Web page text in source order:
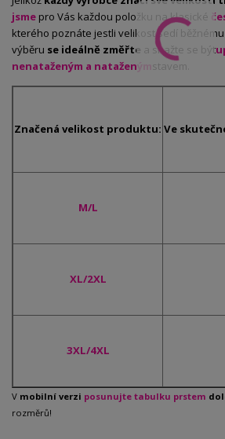
jsme pro Vás každou položku na klasické
kterého poznáte jestli velikost sedí
výběru se ideálně změřte a snažte se být
nenataženým a nataženýmstavem.
Značená velikost produktu: Ve
M/L
XL/2XL
3XL/4XL
V mobilní verzi posunujte tabulku prstem
rozměrů!